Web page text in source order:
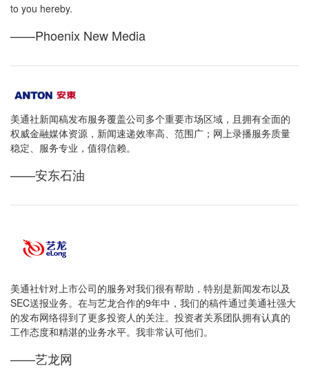
to you hereby.
——Phoenix New Media
美通社新闻稿发布服务覆盖公司多个重要市场区域，且拥有全面的
权威金融媒体资源，新闻速递效率高、范围广；网上录播服务质量
稳定、服务专业，值得信赖。
——安东石油
美通社针对上市公司的服务对我们很有帮助，特别是新闻发布以及
SEC送报业务。在与艺龙合作的9年中，我们的稿件通过美通社强大
的发布网络得到了更多投资人的关注。投资者关系团队拥有认真的
工作态度和精湛的业务水平。我非常认可他们。
——艺龙网